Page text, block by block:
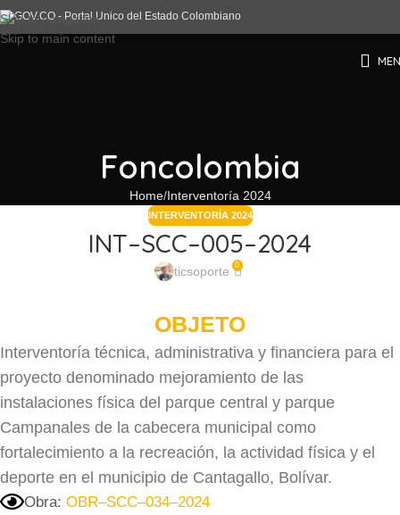
Skip to navigation
Skip to main content
Foncolombia
Home Interventoría 2024
INTERVENTORÍA 2024
INT–SCC–005–2024
ticsoporte 0
OBJETO
Interventoría técnica, administrativa y financiera para el
proyecto denominado mejoramiento de las
instalaciones física del parque central y parque
Campanales de la cabecera municipal como
fortalecimiento a la recreación, la actividad física y el
deporte en el municipio de Cantagallo, Bolívar.
Obra: OBR–SCC–034–2024